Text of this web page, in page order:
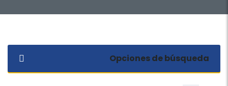
Opciones de búsqueda